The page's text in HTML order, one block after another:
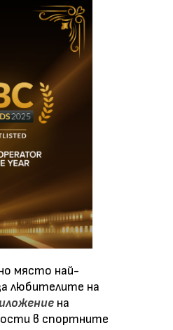
място най-
любителите на
на
в спортните